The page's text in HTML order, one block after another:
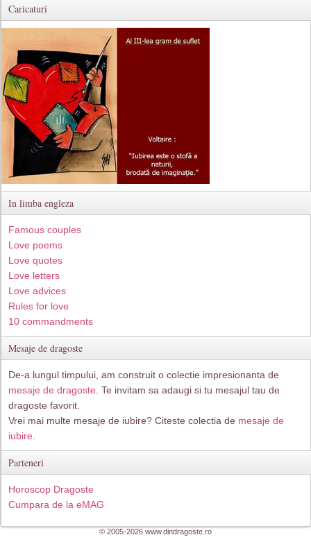
Caricaturi
In limba engleza
Famous couples
Love poems
Love quotes
Love letters
Love advices
Rules for love
10 commandments
Mesaje de dragoste
De-a lungul timpului, am construit o colectie impresionanta de
mesaje de dragoste . Te invitam sa adaugi si tu mesajul tau de
dragoste favorit.
Vrei mai multe mesaje de iubire? Citeste colectia de mesaje de
iubire.
Parteneri
Horoscop Dragoste
Cumpara de la eMAG
© 2005-2026 www.dindragoste.ro